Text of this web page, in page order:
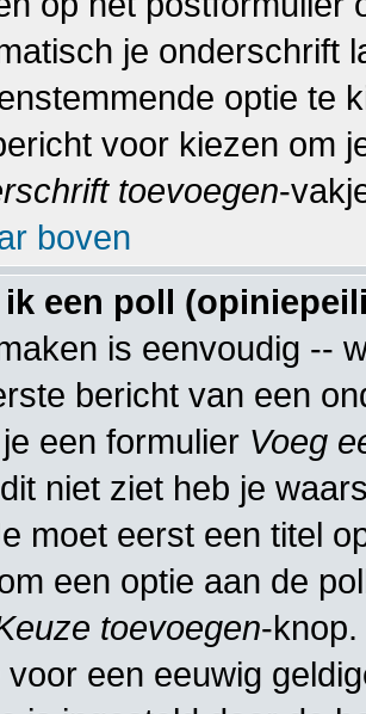
je onderschrift
optie te
voor kiezen om
toevoegen-
boven
ik een poll
is eenvoudig --
bericht van een
een formulier Voeg
niet ziet heb je
moet eerst een titel
een optie aan de
toevoegen-
voor een eeuwig